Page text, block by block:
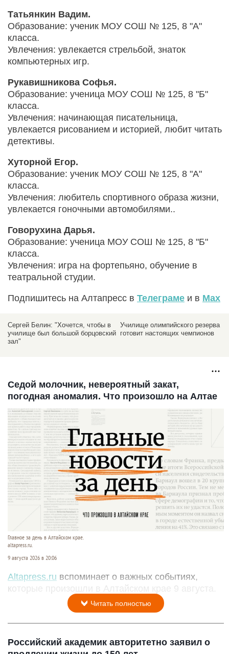
Татьянкин Вадим.
Образование: ученик МОУ СОШ № 125, 8 "А"
класса.
Увлечения: увлекается стрельбой, знаток
компьютерных игр.
Рукавишникова Софья.
Образование: ученица МОУ СОШ № 125, 8 "Б"
класса.
Увлечения: начинающая писательница,
увлекается рисованием и историей, любит читать
детективы.
Хуторной Егор.
Образование: ученик МОУ СОШ № 125, 8 "А"
класса.
Увлечения: любитель спортивного образа жизни,
увлекается гоночными автомобилями..
Говорухина Дарья.
Образование: ученица МОУ СОШ № 125, 8 "Б"
класса.
Увлечения: игра на фортепьяно, обучение в
театральной студии.
Подпишитесь на Алтапресс в Телеграме и в Max
Сергей Белин: "Хочется, чтобы в
училище был большой борцовский
зал"
Училище олимпийского резерва
готовит настоящих чемпионов
Седой молочник, невероятный закат,
погодная аномалия. Что произошло на Алтае
Главное за день в Алтайском крае.
altapress.ru.
9 августа 2026 в 20:06
Altapress.ru вспоминает о важных событиях,
которые произошли в Алтайском крае 9 августа.
Читать полностью
Российский академик авторитетно заявил о